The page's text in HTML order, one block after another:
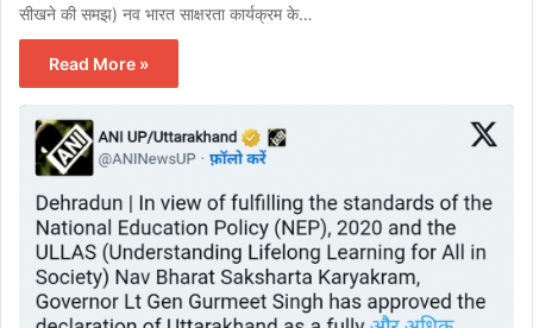
सीखने की समझ) नव भारत साक्षरता कार्यक्रम के…
Read More »